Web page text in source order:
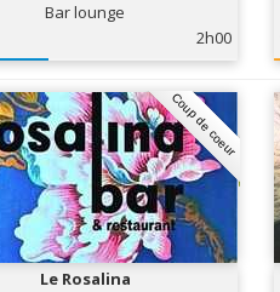
Bar lounge
2h00
Coup de coeur
Le Rosalina